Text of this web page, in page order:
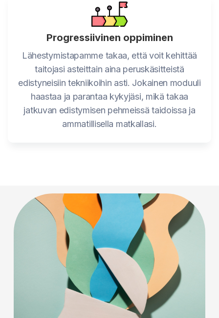
Progressiivinen oppiminen
Lähestymistapamme takaa, että voit kehittää
taitojasi asteittain aina peruskäsitteistä
edistyneisiin tekniikoihin asti. Jokainen moduuli
haastaa ja parantaa kykyjäsi, mikä takaa
jatkuvan edistymisen pehmeissä taidoissa ja
ammatillisella matkallasi.